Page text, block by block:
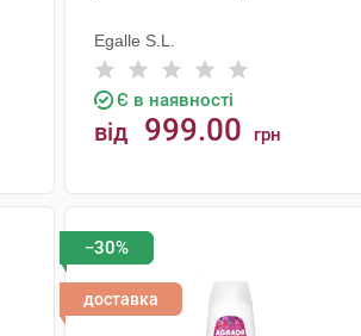
Egalle S.L.
Є в наявності
від 999.00 грн
−30%
доставка